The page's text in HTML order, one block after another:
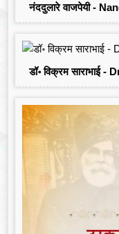
नंददुलारे वाजपेयी -
डॉ॰ विक्रम साराभाई